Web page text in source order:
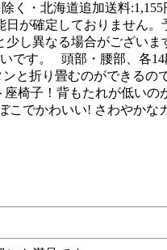
北海道追加送料:1,155
定しておりません。予
し異なる場合がござい
です。 頭部・腰部、各
と折り畳むのができる
椅子！背もたれが低い
でかわいい! さわやか